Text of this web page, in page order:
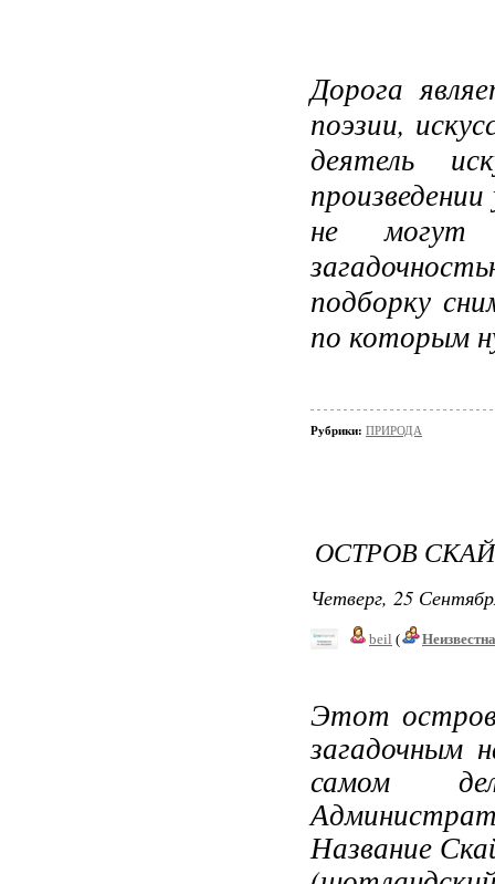
Дорога
поэзии,
деятель
не могут
подборку
по которым
Рубрики: ПРИРОДА
ОСТРОВ СКАЙ
Четверг, 25
beil (
Этот
загадочным
самом
Название